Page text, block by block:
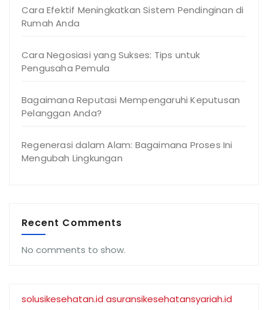
Cara Efektif Meningkatkan Sistem Pendinginan di
Rumah Anda
Cara Negosiasi yang Sukses: Tips untuk
Pengusaha Pemula
Bagaimana Reputasi Mempengaruhi Keputusan
Pelanggan Anda?
Regenerasi dalam Alam: Bagaimana Proses Ini
Mengubah Lingkungan
Recent Comments
No comments to show.
solusikesehatan.id asuransikesehatansyariah.id